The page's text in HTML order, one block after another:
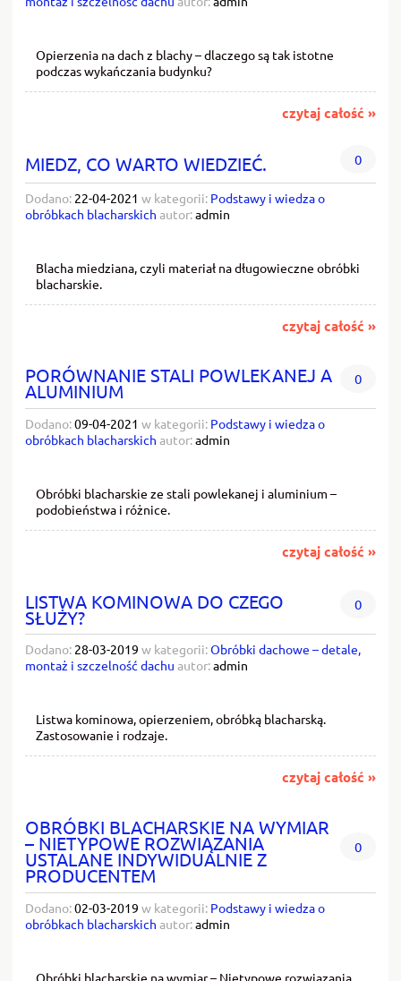
Opierzenia na dach z blachy – dlaczego są tak istotne
podczas wykańczania budynku?
czytaj całość »
MIEDZ, CO WARTO WIEDZIEĆ. 0
Dodano: 22-04-2021 w kategorii: Podstawy i wiedza o
obróbkach blacharskich autor:admin
Blacha miedziana, czyli materiał na długowieczne obróbki
blacharskie.
czytaj całość »
PORÓWNANIE STALI POWLEKANEJ A
ALUMINIUM
0
Dodano:09-04-2021 w kategorii: Podstawy i wiedza o
obróbkach blacharskich autor:admin
Obróbki blacharskie ze stali powlekanej i aluminium –
podobieństwa i różnice.
czytaj całość »
LISTWA KOMINOWA DO CZEGO
SŁUŻY?
0
Dodano: 28-03-2019 w kategorii:Obróbki dachowe – detale,
montaż i szczelność dachu autor:admin
Listwa kominowa, opierzeniem, obróbką blacharską.
Zastosowanie i rodzaje.
czytaj całość »
OBRÓBKI BLACHARSKIE NA WYMIAR
– NIETYPOWE ROZWIĄZANIA
USTALANE INDYWIDUALNIE Z
PRODUCENTEM
0
Dodano:02-03-2019 w kategorii: Podstawy i wiedza o
obróbkach blacharskich autor:admin
Obróbki blacharskie na wymiar – Nietypowe rozwiązania